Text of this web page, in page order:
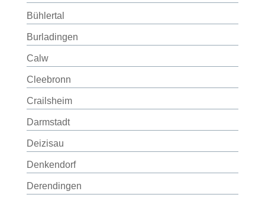
Bühlertal
Burladingen
Calw
Cleebronn
Crailsheim
Darmstadt
Deizisau
Denkendorf
Derendingen